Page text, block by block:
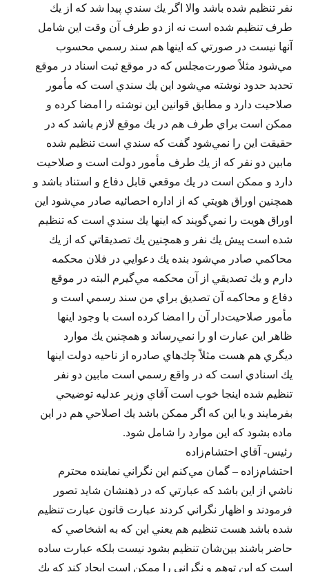
نفر تنظيم شده باشد والا اگر يك سندي پيدا شد كه از يك
طرف تنظيم شده است نه از دو طرف آن وقت اين شامل
آنها نيست در صورتي كه اينها هم سند رسمي محسوب
مي‌شود مثلاً صورت‌مجلس كه در موقع ثبت اسناد در موقع
تحديد حدود نوشته مي‌شود اين يك سندي است كه مأمور
صلاحيت دارد و مطابق قوانين اين نوشته را امضا كرده و
ممكن است براي طرف هم در يك موقع لازم باشد كه در
حقيقت اين را نمي‌شود گفت كه سندي است تنظيم شده
مابين دو نفر كه از يك طرف مأمور دولت است و صلاحيت
دارد و ممكن است در يك موقعي قابل دفاع و استناد باشد و
همچنين اوراق هويتي كه از اداره احصائيه صادر مي‌شود اين
اوراق هويت را نمي‌گويند كه اينها يك سندي است كه تنظيم
شده است پيش يك نفر و همچنين يك تصديقاتي كه از يك
محاكمي صادر مي‌شود بنده يك دعوايي در فلان محكمه
دارم و يك تصديقي از آن محكمه مي‌گيرم البته در موقع
دفاع و محاكمه آن تصديق براي من سند رسمي است و
مأمور صلاحيت‌دار آن را امضا كرده است با وجود اينها
ظاهر اين عبارت او را نمي‌رساند و همچنين يك موارد
ديگري هم هست مثلاً چك‌هاي صادره از ناحيه دولت اينها
يك اسنادي است كه در واقع رسمي است مابين دو نفر
تنظيم شده اينجا خوب است آقاي وزير عدليه توضيحي
بفرمايند و يا اين كه اگر ممكن باشد يك اصلاحي هم در اين
ماده بشود كه اين موارد را شامل شود.
رئيس- آقاي احتشام‌زاده
احتشام‌زاده – گمان مي‌كنم اين نگراني نماينده محترم
ناشي از اين باشد كه عبارتي كه در ذهنشان شايد تصور
فرمودند و اظهار نگراني كردند عبارت قانون عبارت تنظيم
شده باشد هست تنظيم هم يعني اين كه به اشخاصي كه
حاضر باشند بين‌شان تنظيم بشود نيست بلكه عبارت ساده
است كه اين توهم و نگراني را ممكن است ايجاد كند كه يك